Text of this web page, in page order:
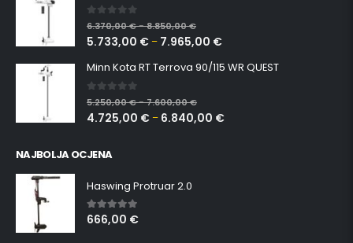
0 out of 5
6.370,00€–8.850,00€
5.733,00 € – 7.965,00 €
Minn Kota RT Terrova 90/115 WR QUEST
0 out of 5
5.250,00€–7.600,00€
4.725,00 € – 6.840,00 €
NAJBOLJA OCJENA
Haswing Protruar 2.0
5.00 out of 5
666,00 €